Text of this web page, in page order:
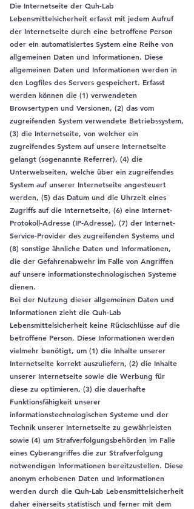
Die Internetseite der Quh-Lab
Lebensmittelsicherheit erfasst mit jedem Aufruf
der Internetseite durch eine betroffene Person
oder ein automatisiertes System eine Reihe von
allgemeinen Daten und Informationen. Diese
allgemeinen Daten und Informationen werden in
den Logfiles des Servers gespeichert. Erfasst
werden können die (1) verwendeten
Browsertypen und Versionen, (2) das vom
zugreifenden System verwendete Betriebssystem,
(3) die Internetseite, von welcher ein
zugreifendes System auf unsere Internetseite
gelangt (sogenannte Referrer), (4) die
Unterwebseiten, welche über ein zugreifendes
System auf unserer Internetseite angesteuert
werden, (5) das Datum und die Uhrzeit eines
Zugriffs auf die Internetseite, (6) eine Internet-
Protokoll-Adresse (IP-Adresse), (7) der Internet-
Service-Provider des zugreifenden Systems und
(8) sonstige ähnliche Daten und Informationen,
die der Gefahrenabwehr im Falle von Angriffen
auf unsere informationstechnologischen Systeme
dienen.
Bei der Nutzung dieser allgemeinen Daten und
Informationen zieht die Quh-Lab
Lebensmittelsicherheit keine Rückschlüsse auf die
betroffene Person. Diese Informationen werden
vielmehr benötigt, um (1) die Inhalte unserer
Internetseite korrekt auszuliefern, (2) die Inhalte
unserer Internetseite sowie die Werbung für
diese zu optimieren, (3) die dauerhafte
Funktionsfähigkeit unserer
informationstechnologischen Systeme und der
Technik unserer Internetseite zu gewährleisten
sowie (4) um Strafverfolgungsbehörden im Falle
eines Cyberangriffes die zur Strafverfolgung
notwendigen Informationen bereitzustellen. Diese
anonym erhobenen Daten und Informationen
werden durch die Quh-Lab Lebensmittelsicherheit
daher einerseits statistisch und ferner mit dem